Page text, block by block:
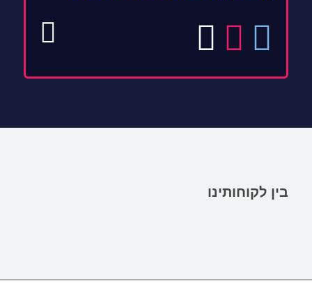
בין לקוחותינו